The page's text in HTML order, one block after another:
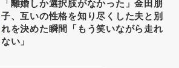
「離婚しか選択肢がなかった」金田朋
子、互いの性格を知り尽くした夫と別
れを決めた瞬間「もう笑いながら走れ
ない」